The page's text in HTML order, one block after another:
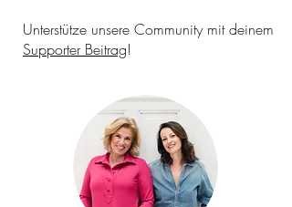
Unterstütze unsere Community mit deinem
Supporter Beitrag!